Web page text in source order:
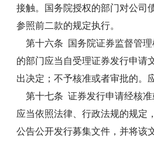
接触。国务院授权的部门对公司
参照前二款的规定执行。
第十六条 国务院证券监督管
的部门应当自受理证券发行申请
出决定；不予核准或者审批的。
第十七条 证券发行申请经核准
应当依照法律、行政法规的规定
公告公开发行募集文件，并将该